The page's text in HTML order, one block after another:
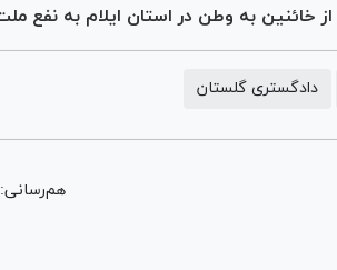
دادگستری گلستان
هم‌رسانی: